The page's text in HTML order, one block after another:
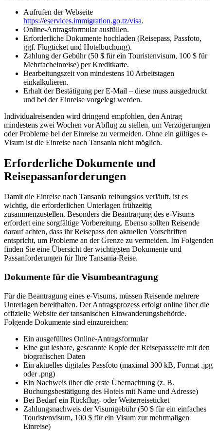
Aufrufen der Webseite
https://eservices.immigration.go.tz/visa.
Online-Antragsformular ausfüllen.
Erforderliche Dokumente hochladen (Reisepass, Passfoto,
ggf. Flugticket und Hotelbuchung).
Zahlung der Gebühr (50 $ für ein Touristenvisum, 100 $ für
Mehrfacheinreise) per Kreditkarte.
Bearbeitungszeit von mindestens 10 Arbeitstagen
einkalkulieren.
Erhalt der Bestätigung per E-Mail – diese muss ausgedruckt
und bei der Einreise vorgelegt werden.
Individualreisenden wird dringend empfohlen, den Antrag
mindestens zwei Wochen vor Abflug zu stellen, um Verzögerungen
oder Probleme bei der Einreise zu vermeiden. Ohne ein gültiges e-
Visum ist die Einreise nach Tansania nicht möglich.
Erforderliche Dokumente und
Reisepassanforderungen
Damit die Einreise nach Tansania reibungslos verläuft, ist es
wichtig, die erforderlichen Unterlagen frühzeitig
zusammenzustellen. Besonders die Beantragung des e-Visums
erfordert eine sorgfältige Vorbereitung. Ebenso sollten Reisende
darauf achten, dass ihr Reisepass den aktuellen Vorschriften
entspricht, um Probleme an der Grenze zu vermeiden. Im Folgenden
finden Sie eine Übersicht der wichtigsten Dokumente und
Passanforderungen für Ihre Tansania-Reise.
Dokumente für die Visumbeantragung
Für die Beantragung eines e-Visums, müssen Reisende mehrere
Unterlagen bereithalten. Der Antragsprozess erfolgt online über die
offizielle Website der tansanischen Einwanderungsbehörde.
Folgende Dokumente sind einzureichen:
Ein ausgefülltes Online-Antragsformular
Eine gut lesbare, gescannte Kopie der Reisepassseite mit den
biografischen Daten
Ein aktuelles digitales Passfoto (maximal 300 kB, Format .jpg
oder .png)
Ein Nachweis über die erste Übernachtung (z. B.
Buchungsbestätigung des Hotels mit Name und Adresse)
Bei Bedarf ein Rückflug- oder Weiterreiseticket
Zahlungsnachweis der Visumgebühr (50 $ für ein einfaches
Touristenvisum, 100 $ für ein Visum zur mehrmaligen
Einreise)